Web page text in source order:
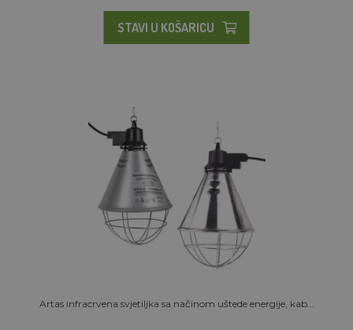
STAVI U KOŠARICU
Artas infracrvena svjetiljka sa načinom uštede energije, kab...